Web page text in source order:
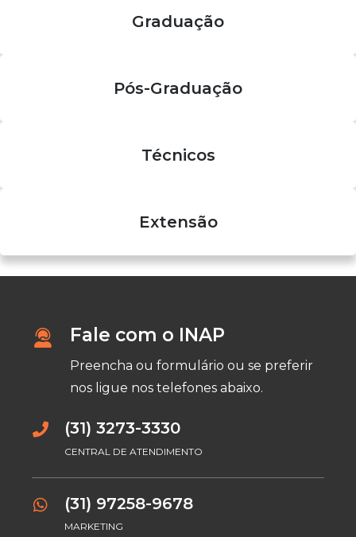
Graduação
Pós-Graduação
Técnicos
Extensão
Fale com o INAP
Preencha ou formulário ou se preferir
nos ligue nos telefones abaixo.
(31) 3273-3330
CENTRAL DE ATENDIMENTO
(31) 97258-9678
MARKETING